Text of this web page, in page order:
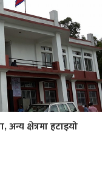
अन्य क्षेत्रमा हटाइयो